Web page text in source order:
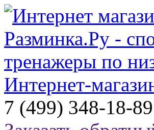
Интернет-
7 (499) 348-18-89